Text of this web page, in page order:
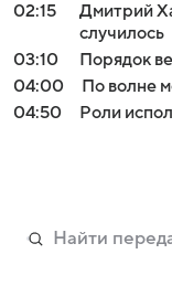
02:15
Дмитрий
случилось
03:10
Порядок
04:00
По волне
04:50
Роли